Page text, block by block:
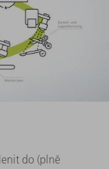
do (plně